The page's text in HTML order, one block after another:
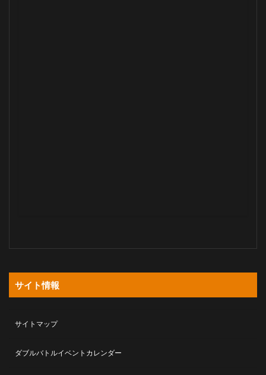
サイト情報
サイトマップ
ダブルバトルイベントカレンダー